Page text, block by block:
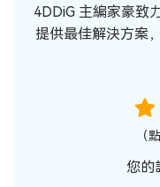
4DDiG 主編家豪致
提供最佳解決方案
（
您的